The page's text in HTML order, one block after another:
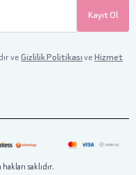
Kayıt Ol
veGizlilik PolitikasıveHizmet
saklıdır.